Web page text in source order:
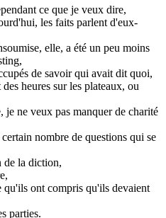
ce que je veux dire,
les faits parlent d'eux-
elle, a été un peu moins
de savoir qui avait dit quoi,
heures sur les plateaux, ou
je ne veux pas manquer de charité
nombre de questions qui se
de la diction,
qu'ils ont compris qu'ils devaient
parties.